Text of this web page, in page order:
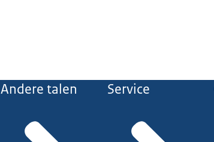
Andere talen Service